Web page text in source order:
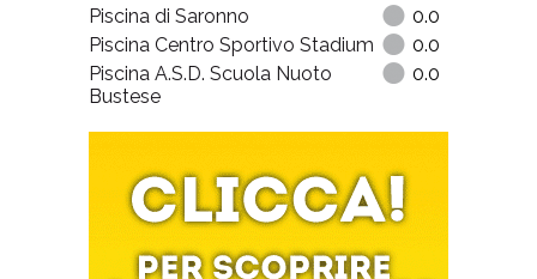
Piscina di Saronno
0.0
Piscina Centro Sportivo Stadium
0.0
Piscina A.S.D. Scuola Nuoto
Bustese
0.0